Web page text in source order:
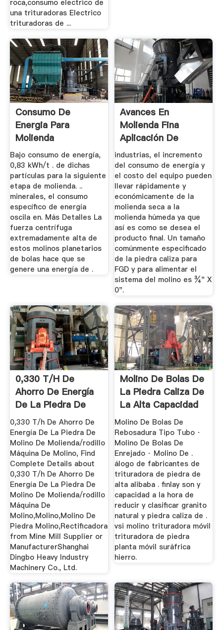
roca,consumo electrico de
una trituradoras Electrico
trituradoras de ...
Consumo De
Energia Para
Molienda
Bajo consumo de energía,
0,83 kWh/t . de dichas
partículas para la siguiente
etapa de molienda. ..
minerales, el consumo
específico de energía
oscila en. Más Detalles La
fuerza centrífuga
extremadamente alta de
estos molinos planetarios
de bolas hace que se
genere una energía de .
Avances En
Molienda Fina
Aplicación De
Sistemas De ...
industrias, el incremento
del consumo de energía y
el costo del equipo pueden
llevar rápidamente y
económicamente de la
molienda seca a la
molienda húmeda ya que
así es como se desea el
producto final. Un tamaño
comúnmente especificado
de la piedra caliza para
FGD y para alimentar el
sistema del molino es ¾" X
0".
0,330 T/h De
Ahorro De Energía
De La Piedra De
Molino De ...
0,330 T/h De Ahorro De
Energía De La Piedra De
Molino De Molienda/rodillo
Máquina De Molino, Find
Complete Details about
0,330 T/h De Ahorro De
Energía De La Piedra De
Molino De Molienda/rodillo
Máquina De
Molino,Molino,Molino De
Piedra Molino,Rectificadora
from Mine Mill Supplier or
ManufacturerShanghai
Dingbo Heavy Industry
Machinery Co., Ltd.
Molino De Bolas De
La Piedra Caliza De
La Alta Capacidad
Molino De Bolas De
Rebosadura Tipo Tubo ·
Molino De Bolas De
Enrejado · Molino De .
álogo de fabricantes de
trituradora de piedra de
alta alibaba . finlay son y
capacidad a la hora de
reducir y clasificar granito
natural y piedra caliza de .
vsi molino trituradora móvil
trituradora de piedra
planta móvil suráfrica
hierro.